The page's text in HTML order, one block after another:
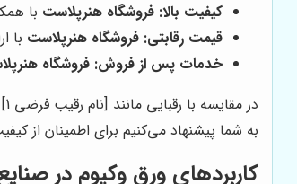
کیفیت بالا: فروشگاه هنرپلاست با
قیمت رقابتی: فروشگاه هنرپلاست با
خدمات پس از فروش: فروشگاه
در مقایسه با رقبایی مانند [نام رقیب فرضی 1] و [نام رقیب فرضی 2]،
به شما پیشنهاد می‌کنیم برای اطمینان از
کاربردهای ورق وکیوم در